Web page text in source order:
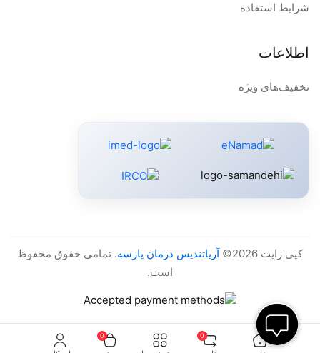
0
0
شرایط استفاده
اطلاعات
تخفیف‌های ویژه
کپی رایت 2026© آریاتندیس درمان پارسه. تمامی حقوق محفوظ
است.